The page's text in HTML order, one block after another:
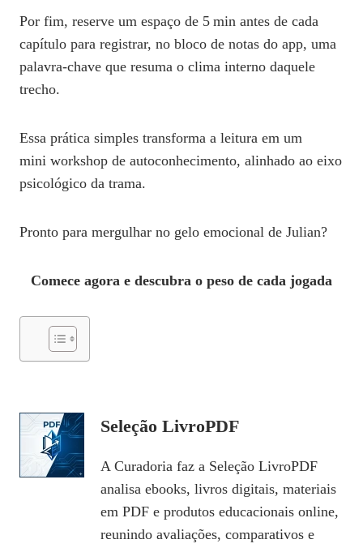
Por fim, reserve um espaço de 5 min antes de cada
capítulo para registrar, no bloco de notas do app, uma
palavra‑chave que resuma o clima interno daquele
trecho.
Essa prática simples transforma a leitura em um
mini workshop de autoconhecimento, alinhado ao eixo
psicológico da trama.
Pronto para mergulhar no gelo emocional de Julian?
Comece agora e descubra o peso de cada jogada
Seleção LivroPDF
A Curadoria faz a Seleção LivroPDF
analisa ebooks, livros digitais, materiais
em PDF e produtos educacionais online,
reunindo avaliações, comparativos e